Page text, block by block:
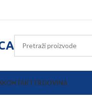
KONTAKTTRGOVINA